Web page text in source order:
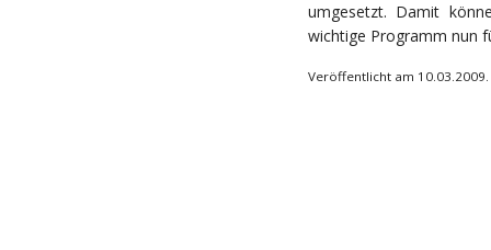
umgesetzt. Damit
wichtige Programm nun
Veröffentlicht am 10.03.2009.